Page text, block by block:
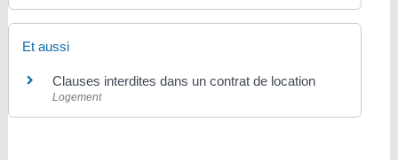
Et aussi
Clauses interdites dans un contrat de location
Logement